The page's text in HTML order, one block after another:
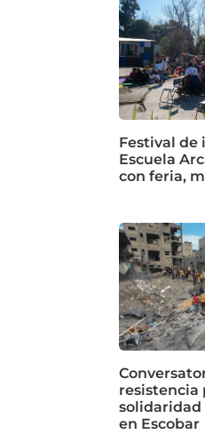
Festival de
Escuela
con feria,
resistencia
en Escobar